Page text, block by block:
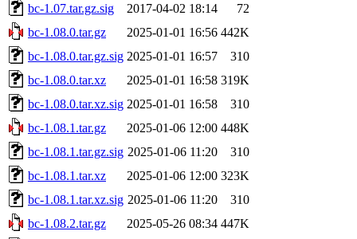
bc-1.07.tar.gz.sig
2017-04-02 18:14
72
bc-1.08.0.tar.gz
2025-01-01 16:56 442K
bc-1.08.0.tar.gz.sig 2025-01-01 16:57
310
bc-1.08.0.tar.xz
2025-01-01 16:58 319K
bc-1.08.0.tar.xz.sig 2025-01-01 16:58
310
bc-1.08.1.tar.gz
2025-01-06 12:00 448K
bc-1.08.1.tar.gz.sig 2025-01-06 11:20
310
bc-1.08.1.tar.xz
2025-01-06 12:00 323K
bc-1.08.1.tar.xz.sig 2025-01-06 11:20
310
bc-1.08.2.tar.gz
2025-05-26 08:34 447K